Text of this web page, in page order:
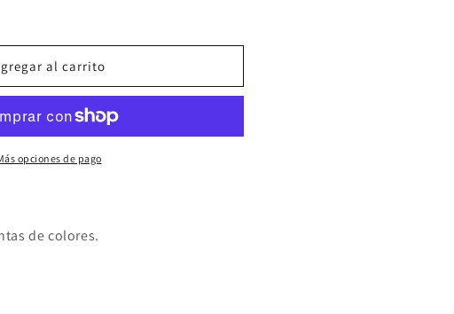
al carrito
opciones de pago
de colores.